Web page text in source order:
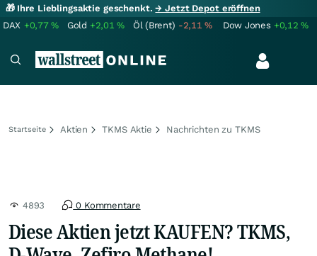
🎁 Ihre Lieblingsaktie geschenkt.→ Jetzt Depot eröffnen
DAX +0,77% Gold +2,01% Öl (Brent) -2,11% Dow Jones +0,12%
Startseite Aktien TKMS Aktie Nachrichten zu TKMS
4893 0 Kommentare
Diese Aktien jetzt KAUFEN? TKMS,